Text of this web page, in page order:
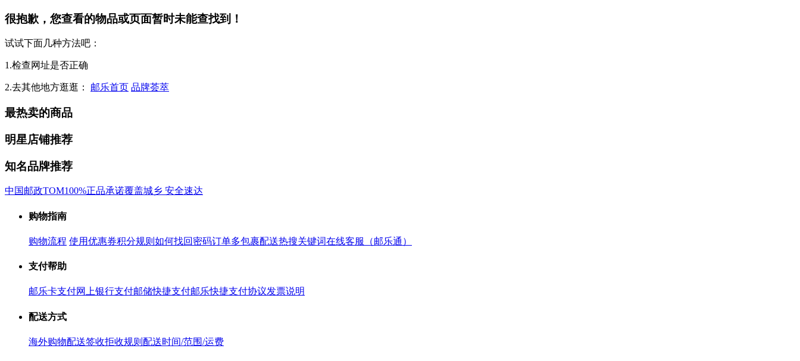
很抱歉，您查看的物品或页面暂时未能查找到！
试试下面几种方法吧：
1.检查网址是否正确
2.去其他地方逛逛： 邮乐首页 品牌荟萃
最热卖的商品
明星店铺推荐
知名品牌推荐
中国邮政TOM100%正品承诺覆盖城乡 安全速达
购物指南
购物流程 使用优惠券积分规则 如何找回密码订单多包裹配送热搜关键词在线客服（邮乐通）
支付帮助
邮乐卡支付网上银行支付邮储快捷支付邮乐快捷支付协议发票说明
配送方式
海外购物配送签收拒收规则 配送时间/范围/运费